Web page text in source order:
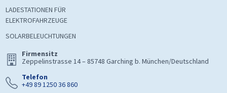
LADESTATIONEN FÜR
ELEKTROFAHRZEUGE
SOLARBELEUCHTUNGEN
Firmensitz
Zeppelinstrasse 14 – 85748 Garching b. München/Deutschland
Telefon
+49 89 1250 36 860